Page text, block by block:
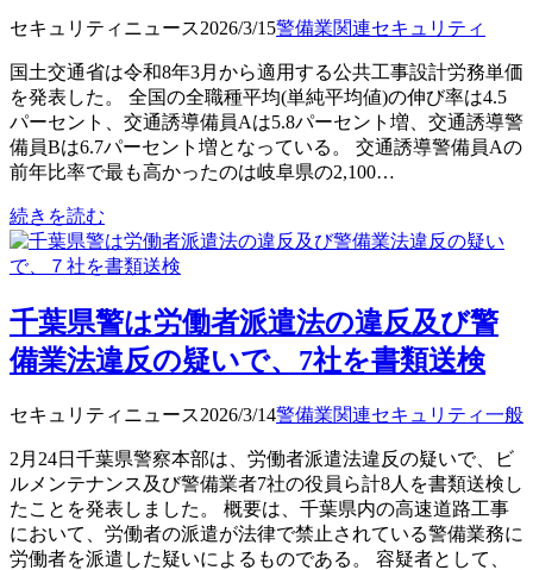
セキュリティニュース2026/3/15警備業関連セキュリティ
国土交通省は令和8年3月から適用する公共工事設計労務単価
を発表した。 全国の全職種平均(単純平均値)の伸び率は4.5
パーセント、交通誘導備員Aは5.8パーセント増、交通誘導警
備員Bは6.7パーセント増となっている。 交通誘導警備員Aの
前年比率で最も高かったのは岐阜県の2,100…
続きを読む
千葉県警は労働者派遣法の違反及び警
備業法違反の疑いで、7社を書類送検
セキュリティニュース2026/3/14警備業関連セキュリティ一般
2月24日千葉県警察本部は、労働者派遣法違反の疑いで、ビ
ルメンテナンス及び警備業者7社の役員ら計8人を書類送検し
たことを発表しました。 概要は、千葉県内の高速道路工事
において、労働者の派遣が法律で禁止されている警備業務に
労働者を派遣した疑いによるものである。 容疑者として、